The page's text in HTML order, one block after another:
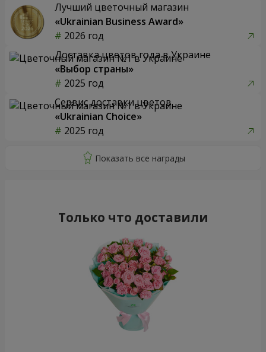
Лучший цветочный магазин
«Ukrainian Business Award»
2026 год
Доставка цветов года в Украине
«Выбор страны»
2025 год
Сервис доставки цветов
«Ukrainian Choice»
2025 год
Только что доставили